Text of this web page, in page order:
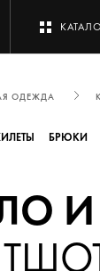
ОДЕЖДА
БРЮКИ